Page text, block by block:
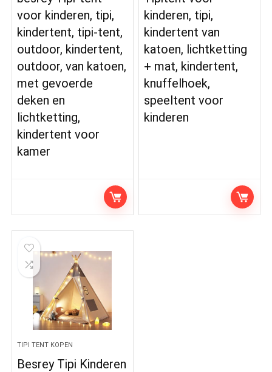
voor kinderen, tipi,
kindertent, tipi-tent,
outdoor, kindertent,
outdoor, van katoen,
met gevoerde
deken en
lichtketting,
kindertent voor
kamer
kinderen, tipi,
kindertent van
katoen, lichtketting
+ mat, kindertent,
knuffelhoek,
speeltent voor
kinderen
TIPI TENT KOPEN
Besrey Tipi Kinderen